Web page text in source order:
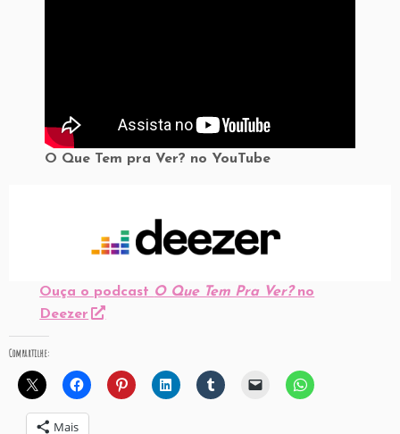
O Que Tem pra Ver? no YouTube
Ouça o podcast O Que Tem Pra Ver?no
Deezer
Compartilhe:
Mais